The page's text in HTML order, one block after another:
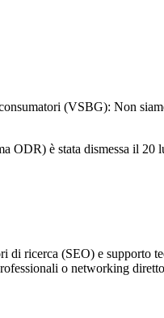
(VSBG): Non
ODR) è stata dismessa il
di ricerca (SEO) e supporto
o networking